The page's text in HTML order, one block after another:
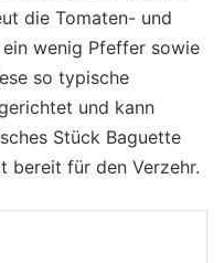
die Tomaten- und
wenig Pfeffer sowie
so typische
und kann
Stück Baguette
bereit für den Verzehr.